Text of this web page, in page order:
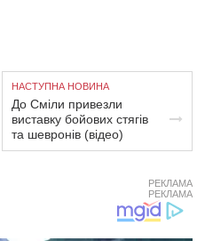
НАСТУПНА НОВИНА
До Сміли привезли
виставку бойових стягів
та шевронів (відео)
РЕКЛАМА
РЕКЛАМА